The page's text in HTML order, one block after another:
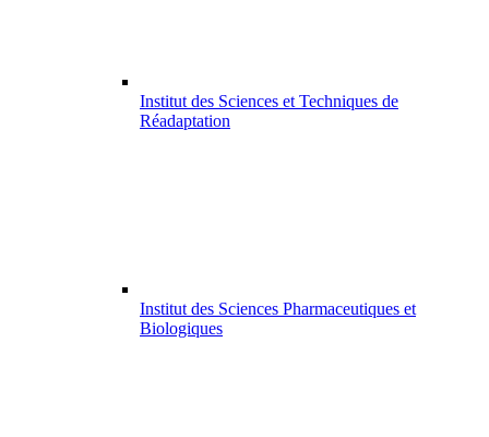
Institut des Sciences et Techniques de
Réadaptation
Institut des Sciences Pharmaceutiques et
Biologiques